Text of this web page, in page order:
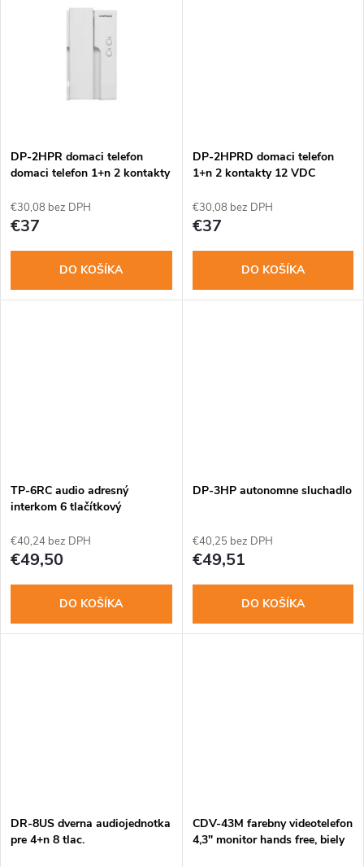
o
v
o
v
DP-2HPR domaci telefon
domaci telefon 1+n 2 kontakty
€30,08 bez DPH
€37
DO KOŠÍKA
DP-2HPRD domaci telefon
1+n 2 kontakty 12 VDC
€30,08 bez DPH
€37
DO KOŠÍKA
TP-6RC audio adresný
interkom 6 tlačítkový
€40,24 bez DPH
€49,50
DO KOŠÍKA
DP-3HP autonomne sluchadlo
€40,25 bez DPH
€49,51
DO KOŠÍKA
DR-8US dverna audiojednotka
pre 4+n 8 tlac.
CDV-43M farebny videotelefon
4,3" monitor hands free, biely